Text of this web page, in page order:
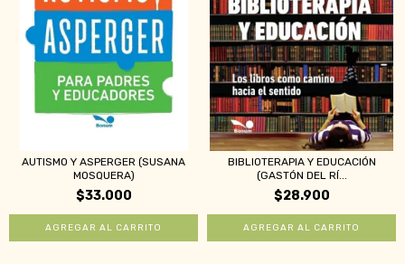
AUTISMO Y ASPERGER (SUSANA
MOSQUERA)
$33.000
BIBLIOTERAPIA Y EDUCACIÓN
(GASTÓN DEL RÍ...
$28.900